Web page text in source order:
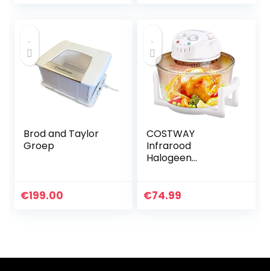
Brod and Taylor
Groep
€199.00
COSTWAY
Infrarood
Halogeen
Extender Ring,
€74.99